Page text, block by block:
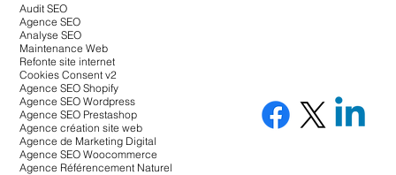
Audit SEO
Agence SEO
Analyse SEO
Maintenance Web
Refonte site internet
Cookies Consent v2
Agence SEO Shopify
Agence SEO Wordpress
Agence SEO Prestashop
Agence création site web
Agence de Marketing Digital
Agence SEO Woocommerce
Agence Référencement Naturel